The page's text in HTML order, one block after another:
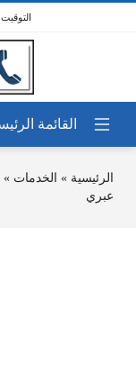
الرئيسية » الخدمات »
عبري